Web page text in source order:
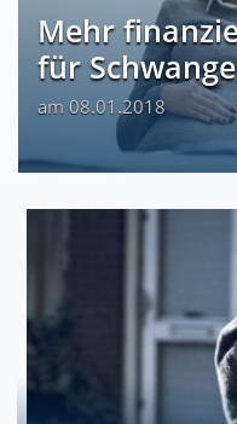
Mehr
für
am 08.01.2018